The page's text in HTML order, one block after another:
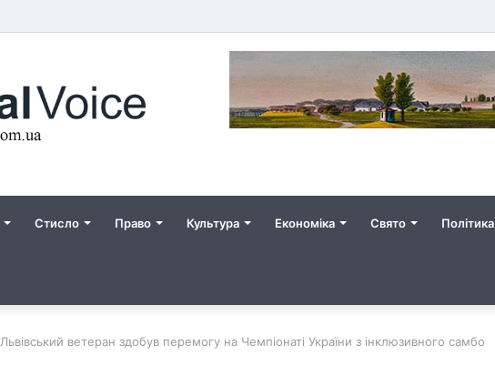
Стисло Право Культура Економіка Свято Політика
Львівський ветеран здобув перемогу на Чемпіонаті України з інклюзивного самбо